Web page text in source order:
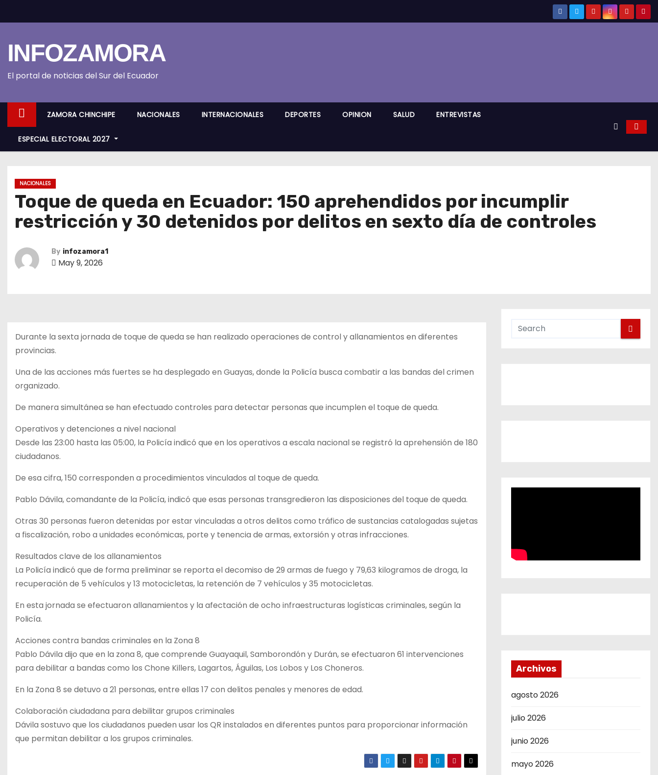
k
o
INFOZAMORA
El portal de noticias del Sur del Ecuador
ZAMORA CHINCHIPE NACIONALES INTERNACIONALES DEPORTES OPINION SALUD ENTREVISTAS
ESPECIAL ELECTORAL 2027
NACIONALES
Toque de queda en Ecuador: 150 aprehendidos por incumplir
restricción y 30 detenidos por delitos en sexto día de controles
By infozamora1
May 9, 2026
Durante la sexta jornada de toque de queda se han realizado operaciones de control y allanamientos en diferentes
provincias.
Una de las acciones más fuertes se ha desplegado en Guayas, donde la Policía busca combatir a las bandas del crimen
organizado.
De manera simultánea se han efectuado controles para detectar personas que incumplen el toque de queda.
Operativos y detenciones a nivel nacional
Desde las 23:00 hasta las 05:00, la Policía indicó que en los operativos a escala nacional se registró la aprehensión de 180
ciudadanos.
De esa cifra, 150 corresponden a procedimientos vinculados al toque de queda.
Pablo Dávila, comandante de la Policía, indicó que esas personas transgredieron las disposiciones del toque de queda.
Otras 30 personas fueron detenidas por estar vinculadas a otros delitos como tráfico de sustancias catalogadas sujetas
a fiscalización, robo a unidades económicas, porte y tenencia de armas, extorsión y otras infracciones.
Resultados clave de los allanamientos
La Policía indicó que de forma preliminar se reporta el decomiso de 29 armas de fuego y 79,63 kilogramos de droga, la
recuperación de 5 vehículos y 13 motocicletas, la retención de 7 vehículos y 35 motocicletas.
En esta jornada se efectuaron allanamientos y la afectación de ocho infraestructuras logísticas criminales, según la
Policía.
Acciones contra bandas criminales en la Zona 8
Pablo Dávila dijo que en la zona 8, que comprende Guayaquil, Samborondón y Durán, se efectuaron 61 intervenciones
para debilitar a bandas como los Chone Killers, Lagartos, Águilas, Los Lobos y Los Choneros.
En la Zona 8 se detuvo a 21 personas, entre ellas 17 con delitos penales y menores de edad.
Colaboración ciudadana para debilitar grupos criminales
Dávila sostuvo que los ciudadanos pueden usar los QR instalados en diferentes puntos para proporcionar información
que permitan debilitar a los grupos criminales.
Archivos
agosto 2026
julio 2026
junio 2026
mayo 2026